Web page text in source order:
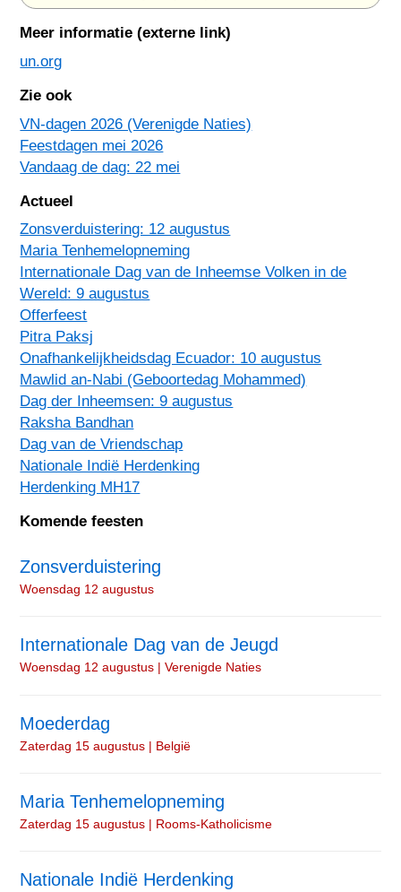
Meer informatie (externe link)
un.org
Zie ook
VN-dagen 2026 (Verenigde Naties)
Feestdagen mei 2026
Vandaag de dag: 22 mei
Actueel
Zonsverduistering: 12 augustus
Maria Tenhemelopneming
Internationale Dag van de Inheemse Volken in de
Wereld: 9 augustus
Offerfeest
Pitra Paksj
Onafhankelijkheidsdag Ecuador: 10 augustus
Mawlid an-Nabi (Geboortedag Mohammed)
Dag der Inheemsen: 9 augustus
Raksha Bandhan
Dag van de Vriendschap
Nationale Indië Herdenking
Herdenking MH17
Komende feesten
Zonsverduistering
Woensdag 12 augustus
Internationale Dag van de Jeugd
Woensdag 12 augustus | Verenigde Naties
Moederdag
Zaterdag 15 augustus | België
Maria Tenhemelopneming
Zaterdag 15 augustus | Rooms-Katholicisme
Nationale Indië Herdenking